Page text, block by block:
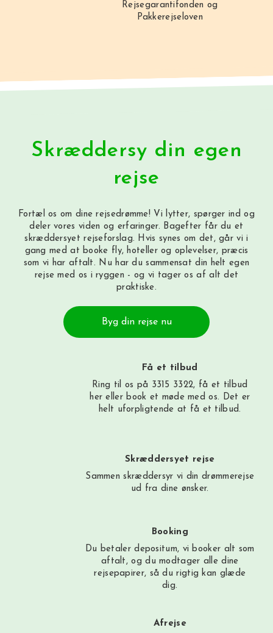
Rejsegarantifonden og
Pakkerejseloven
Skræddersy din egen
rejse
Fortæl os om dine rejsedrømme! Vi lytter, spørger ind og
deler vores viden og erfaringer. Bagefter får du et
skræddersyet rejseforslag. Hvis synes om det, går vi i
gang med at booke fly, hoteller og oplevelser, præcis
som vi har aftalt. Nu har du sammensat din helt egen
rejse med os i ryggen - og vi tager os af alt det
praktiske.
Byg din rejse nu
Få et tilbud
Ring til os på 3315 3322, få et tilbud
her eller book et møde med os. Det er
helt uforpligtende at få et tilbud.
Skræddersyet rejse
Sammen skræddersyr vi din drømmerejse
ud fra dine ønsker.
Booking
Du betaler depositum, vi booker alt som
aftalt, og du modtager alle dine
rejsepapirer, så du rigtig kan glæde
dig.
Afrejse